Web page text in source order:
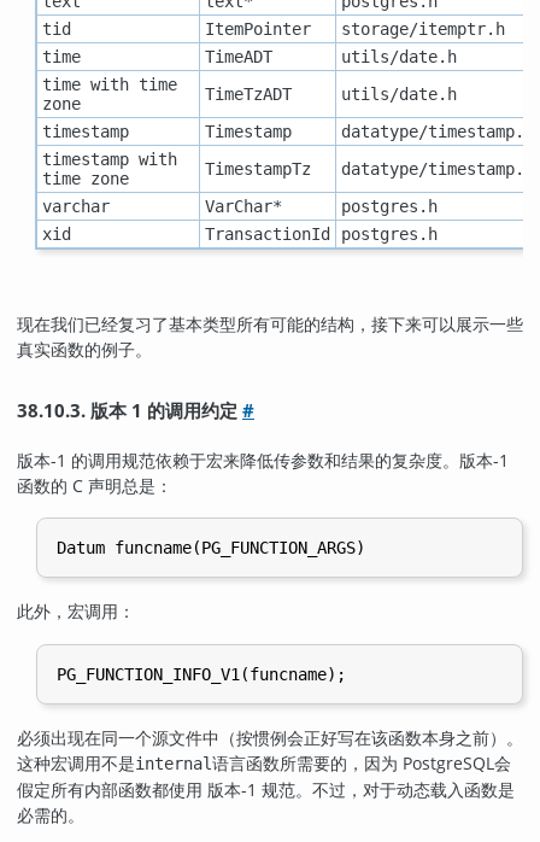
tid
ItemPointer
storage/itemptr.h
time
TimeADT
utils/date.h
time with time
zone
TimeTzADT
utils/date.h
timestamp
Timestamp
datatype/timestamp.h
timestamp with
time zone
TimestampTz
datatype/timestamp.h
varchar
VarChar*
postgres.h
xid
TransactionId postgres.h
现在我们已经复习了基本类型所有可能的结构，接下来可以展示一些
真实函数的例子。
38.10.3. 版本 1 的调用约定#
版本-1 的调用规范依赖于宏来降低传参数和结果的复杂度。版本-1
函数的 C 声明总是：
此外，宏调用：
必须出现在同一个源文件中（按惯例会正好写在该函数本身之前）。
这种宏调用不是internal语言函数所需要的，因为 PostgreSQL会
假定所有内部函数都使用 版本-1 规范。不过，对于动态载入函数是
必需的。